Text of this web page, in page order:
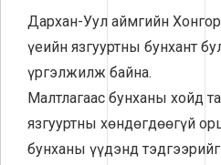
Дархан-Уул аймгийн
үеийн язгууртны бунхант
үргэлжилж байна.
Малтлагаас бунханы хойд
язгууртны хөндөгдөөгүй
бунханы үүдэнд